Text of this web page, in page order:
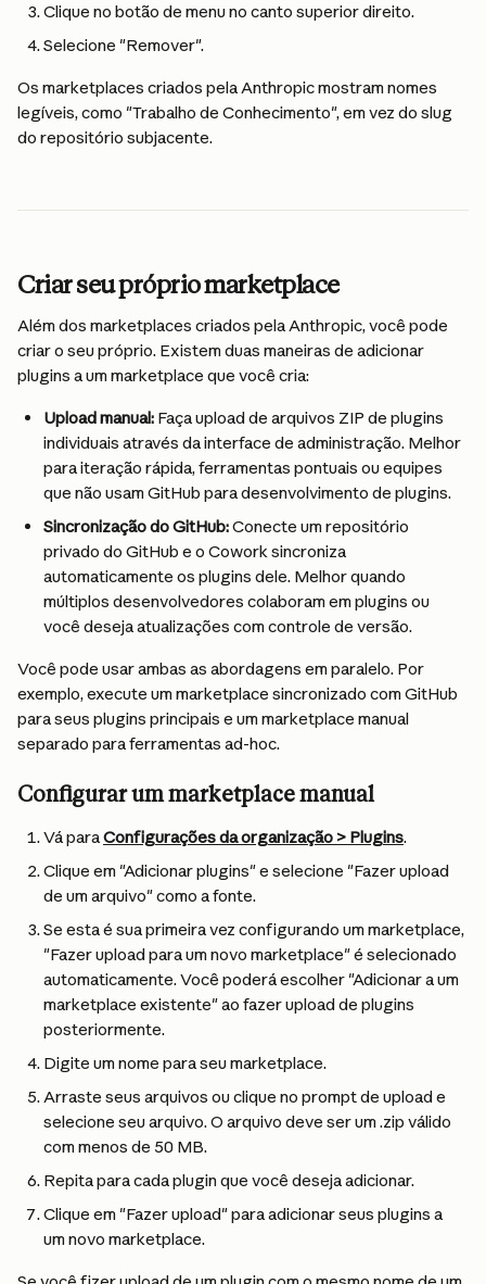
Clique no botão de menu no canto superior direito.
Selecione "Remover".
Os marketplaces criados pela Anthropic mostram nomes
legíveis, como "Trabalho de Conhecimento", em vez do slug
do repositório subjacente.
Criar seu próprio marketplace
Além dos marketplaces criados pela Anthropic, você pode
criar o seu próprio. Existem duas maneiras de adicionar
plugins a um marketplace que você cria:
Upload manual: Faça upload de arquivos ZIP de plugins
individuais através da interface de administração. Melhor
para iteração rápida, ferramentas pontuais ou equipes
que não usam GitHub para desenvolvimento de plugins.
Sincronização do GitHub: Conecte um repositório
privado do GitHub e o Cowork sincroniza
automaticamente os plugins dele. Melhor quando
múltiplos desenvolvedores colaboram em plugins ou
você deseja atualizações com controle de versão.
Você pode usar ambas as abordagens em paralelo. Por
exemplo, execute um marketplace sincronizado com GitHub
para seus plugins principais e um marketplace manual
separado para ferramentas ad-hoc.
Configurar um marketplace manual
Vá para Configurações da organização > Plugins.
Clique em "Adicionar plugins" e selecione "Fazer upload
de um arquivo" como a fonte.
Se esta é sua primeira vez configurando um marketplace,
"Fazer upload para um novo marketplace" é selecionado
automaticamente. Você poderá escolher "Adicionar a um
marketplace existente" ao fazer upload de plugins
posteriormente.
Digite um nome para seu marketplace.
Arraste seus arquivos ou clique no prompt de upload e
selecione seu arquivo. O arquivo deve ser um .zip válido
com menos de 50 MB.
Repita para cada plugin que você deseja adicionar.
Clique em "Fazer upload" para adicionar seus plugins a
um novo marketplace.